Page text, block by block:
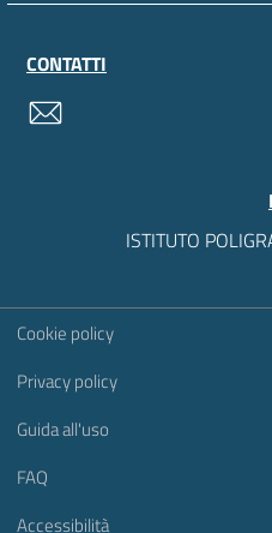
CONTATTI
ISTITUTO
Sezione Link Utili
Cookie policy
Privacy policy
Guida all'uso
FAQ
Accessibilità